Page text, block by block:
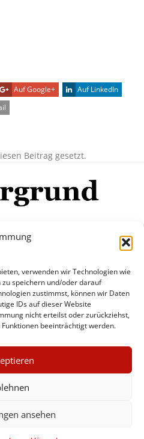
verwenden wir Technologien wie
speichern und/oder darauf
zustimmst, können wir Daten
IDs auf dieser Website
nicht erteilst oder zurückziehst,
beeinträchtigt werden.
ansehen
Auf Google+
Auf LinkedIn
Beitrag gesetzt.
2015 - 2026
jetzt kostenlos
alle 4 Wochen
×